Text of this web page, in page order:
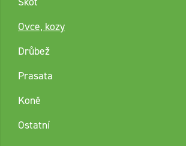
Ovce, kozy
Drůbež
Prasata
Koně
Ostatní